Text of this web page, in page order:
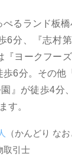
るランド板橋
6分、『志村
『ヨークフー
6分。その他
』が徒歩4分
す。
（かんどり なお
取引士